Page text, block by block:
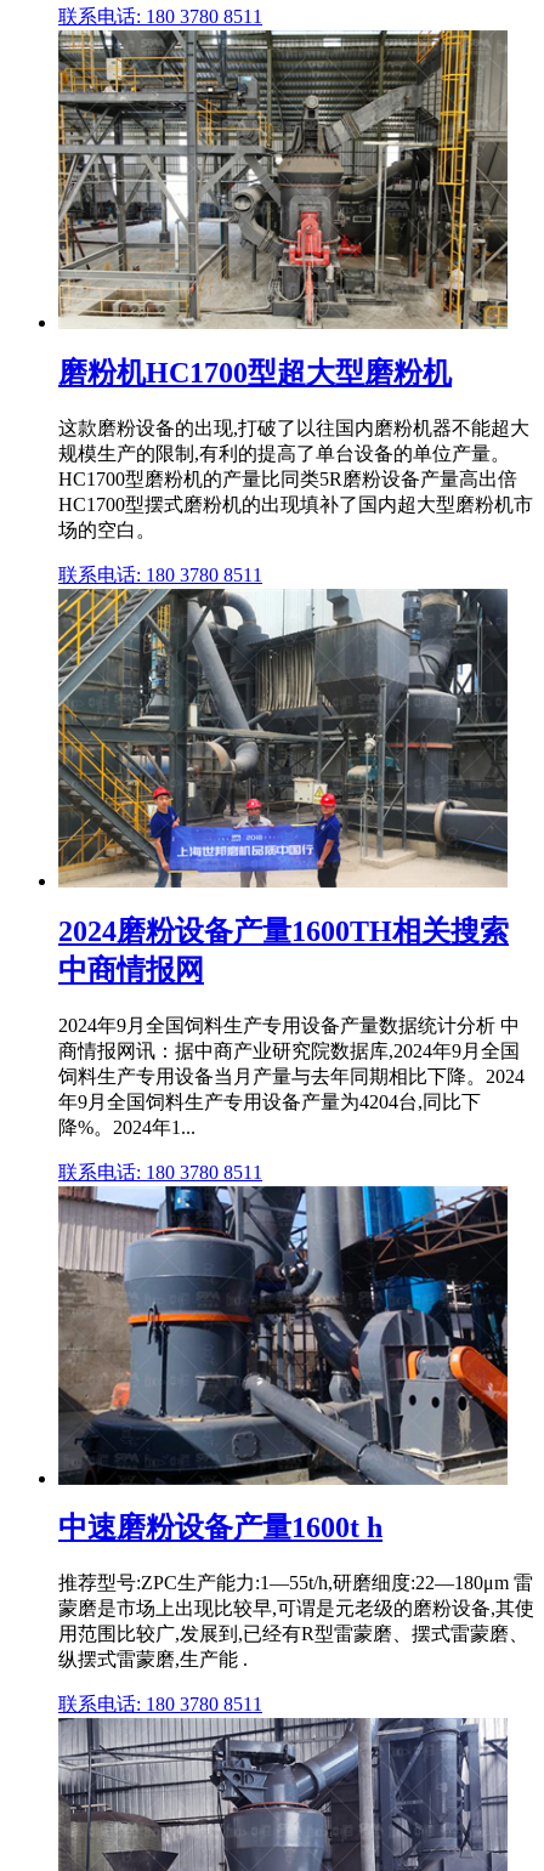
联系电话: 180 3780 8511
磨粉机HC1700型超大型磨粉机
这款磨粉设备的出现,打破了以往国内磨粉机器不能超大
规模生产的限制,有利的提高了单台设备的单位产量。
HC1700型磨粉机的产量比同类5R磨粉设备产量高出倍
HC1700型摆式磨粉机的出现填补了国内超大型磨粉机市
场的空白。
联系电话: 180 3780 8511
2024磨粉设备产量1600TH相关搜索
中商情报网
2024年9月全国饲料生产专用设备产量数据统计分析 中
商情报网讯：据中商产业研究院数据库,2024年9月全国
饲料生产专用设备当月产量与去年同期相比下降。2024
年9月全国饲料生产专用设备产量为4204台,同比下
降%。2024年1...
联系电话: 180 3780 8511
中速磨粉设备产量1600t h
推荐型号:ZPC生产能力:1—55t/h,研磨细度:22—180μm 雷
蒙磨是市场上出现比较早,可谓是元老级的磨粉设备,其使
用范围比较广,发展到,已经有R型雷蒙磨、摆式雷蒙磨、
纵摆式雷蒙磨,生产能 .
联系电话: 180 3780 8511